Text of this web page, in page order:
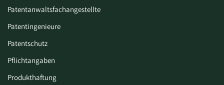
Patentanwaltsfachangestellte
Patentingenieure
Patentschutz
Pflichtangaben
Produkthaftung